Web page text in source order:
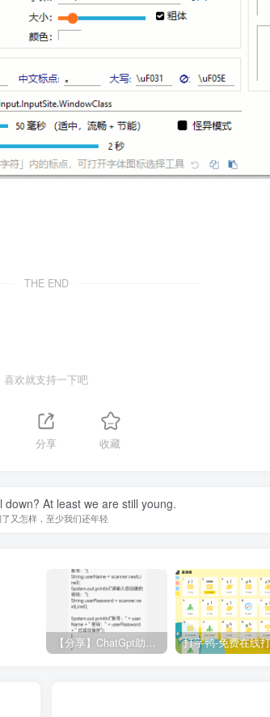
THE END
喜欢就支持一下吧
分享 收藏
down? At least we are still young.
又怎样，至少我们还年轻
【分享】ChatGpt助手v1.24免注册直接使用